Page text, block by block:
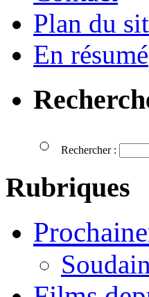
Plan du
En résumé
Rechercher :
Rubriques
Soudain